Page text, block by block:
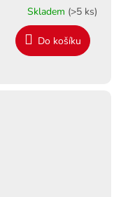
Skladem (>5 ks)
Do košíku